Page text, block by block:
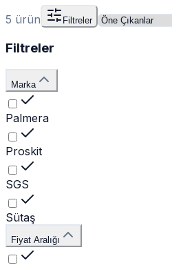
5 ürün Filtreler
Filtreler
Marka
Palmera
Proskit
SGS
Sütaş
Fiyat Aralığı